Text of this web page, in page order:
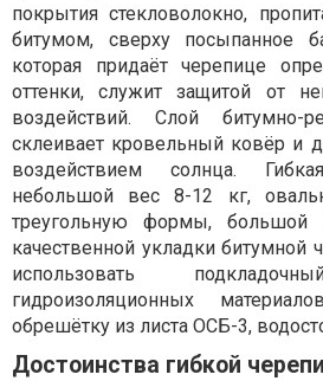
покрытия стекловолокно,
битумом, сверху посыпанное
которая придаёт черепице
оттенки, служит защитой от
воздействий. Слой битумно-
склеивает кровельный ковёр и
воздействием солнца.
небольшой вес 8-12 кг,
треугольную формы,
качественной укладки битумной
использовать
гидроизоляционных
обрешётку из листа ОСБ-3,
Достоинства гибкой